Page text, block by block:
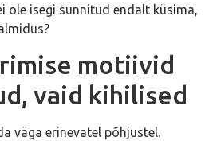
ole isegi sunnitud endalt küsima,
motiivid
vaid kihilised
väga erinevatel põhjustel.